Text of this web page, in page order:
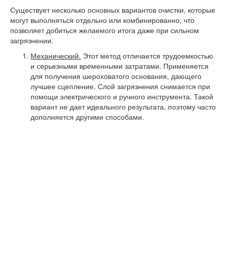
Существует несколько основных вариантов очистки, которые
могут выполняться отдельно или комбинированно, что
позволяет добиться желаемого итога даже при сильном
загрязнении.
Механический. Этот метод отличается трудоемкостью
и серьезными временными затратами. Применяется
для получения шероховатого основания, дающего
лучшее сцепление. Слой загрязнения снимается при
помощи электрического и ручного инструмента. Такой
вариант не дает идеального результата, поэтому часто
дополняется другими способами.